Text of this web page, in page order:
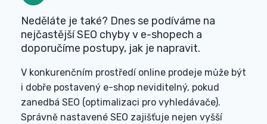
Neděláte je také? Dnes se podíváme na
nejčastější SEO chyby v e-shopech a
doporučíme postupy, jak je napravit.
V konkurenčním prostředí online prodeje může být
i dobře postavený e-shop neviditelný, pokud
zanedbá SEO (optimalizaci pro vyhledávače).
Správně nastavené SEO zajišťuje nejen vyšší